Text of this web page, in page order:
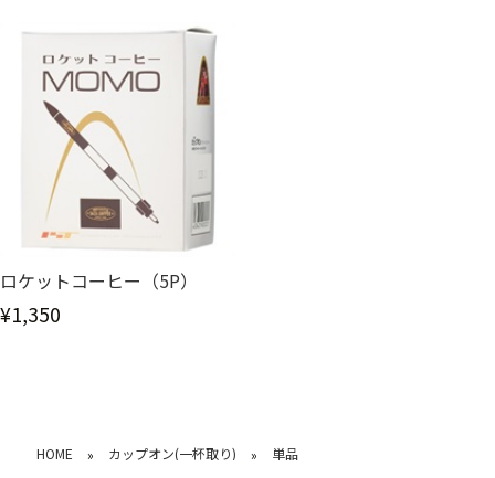
ロケットコーヒー（5P）
¥1,350
HOME » カップオン(一杯取り) » 単品